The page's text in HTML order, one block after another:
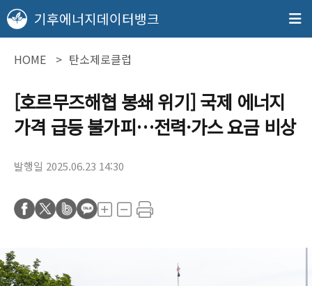
기후에너지데이터뱅크
HOME 탄소제로클럽
[호르무즈해협 봉쇄 위기] 국제 에너지
가격 급등 불가피…전력·가스 요금 비상
발행일 2025.06.23 14:30